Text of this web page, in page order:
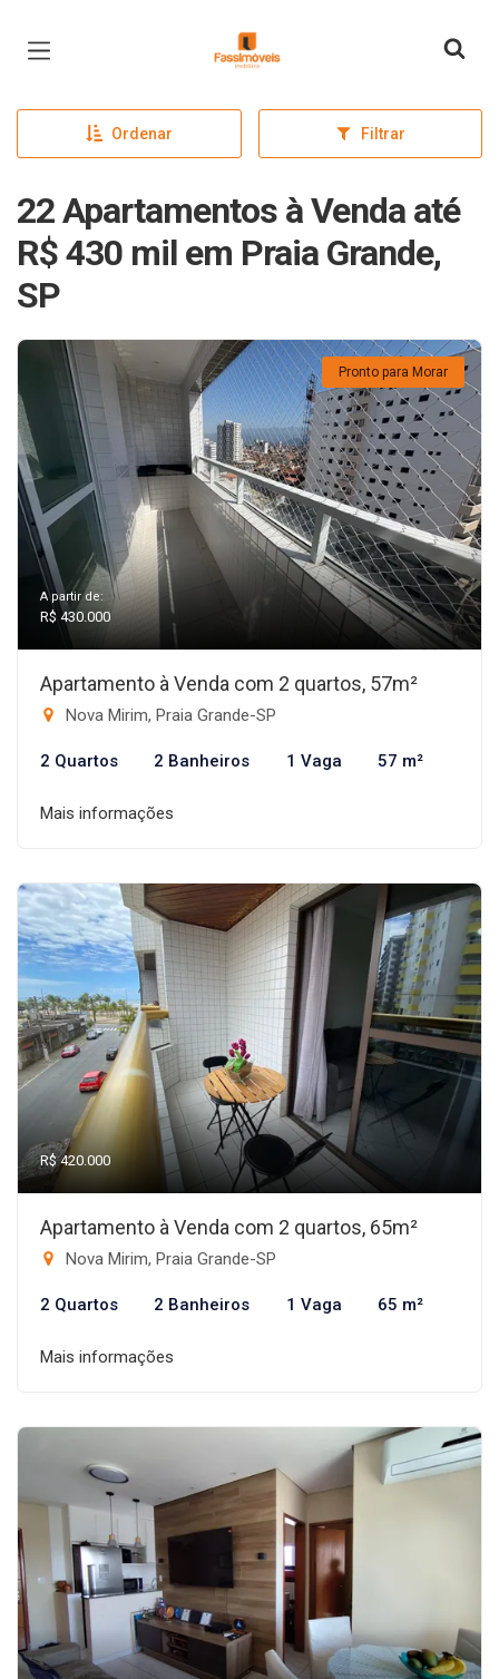
Página inicial
Ordenar Filtrar
22 Apartamentos à Venda até
R$ 430 mil em Praia Grande,
SP
Pronto para Morar
A partir de:
R$ 430.000
Apartamento à Venda com 2 quartos, 57m²
Nova Mirim, Praia Grande-SP
2 Quartos 2 Banheiros 1 Vaga 57 m²
Mais informações
R$ 420.000
Apartamento à Venda com 2 quartos, 65m²
Nova Mirim, Praia Grande-SP
2 Quartos 2 Banheiros 1 Vaga 65 m²
Mais informações